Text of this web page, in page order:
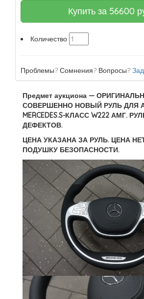
Купить за 56600
Количество
Проблемы? Сомнения? Вопросы?
Предмет аукциона —
СОВЕРШЕННО НОВЫЙ РУЛЬ ДЛЯ
MERCEDES.S-КЛАСС W222 АМГ.
ДЕФЕКТОВ.
ЦЕНА УКАЗАНА ЗА РУЛЬ. ЦЕНА
ПОДУШКУ БЕЗОПАСНОСТИ.